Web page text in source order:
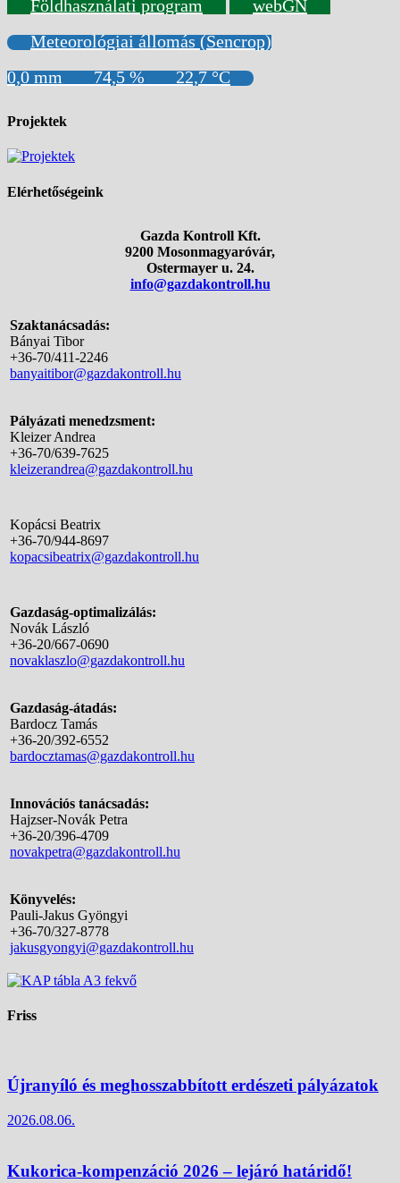
Földhasználati program
webGN
Meteorológiai állomás (Sencrop)
0,0 mm74,5 %22,7 °C
Projektek
Elérhetőségeink
Gazda Kontroll Kft.
9200 Mosonmagyaróvár,
Ostermayer u. 24.
info@gazdakontroll.hu
Szaktanácsadás:
Bányai Tibor
+36-70/411-2246
banyaitibor@gazdakontroll.hu
Pályázati menedzsment:
Kleizer Andrea
+36-70/639-7625
kleizerandrea@gazdakontroll.hu
Kopácsi Beatrix
+36-70/944-8697
kopacsibeatrix@gazdakontroll.hu
Gazdaság-optimalizálás:
Novák László
+36-20/667-0690
novaklaszlo@gazdakontroll.hu
Gazdaság-átadás:
Bardocz Tamás
+36-20/392-6552
bardocztamas@gazdakontroll.hu
Innovációs tanácsadás:
Hajzser-Novák Petra
+36-20/396-4709
novakpetra@gazdakontroll.hu
Könyvelés:
Pauli-Jakus Gyöngyi
+36-70/327-8778
jakusgyongyi@gazdakontroll.hu
Friss
Újranyíló és meghosszabbított erdészeti pályázatok
2026.08.06.
Kukorica-kompenzáció 2026 – lejáró határidő!